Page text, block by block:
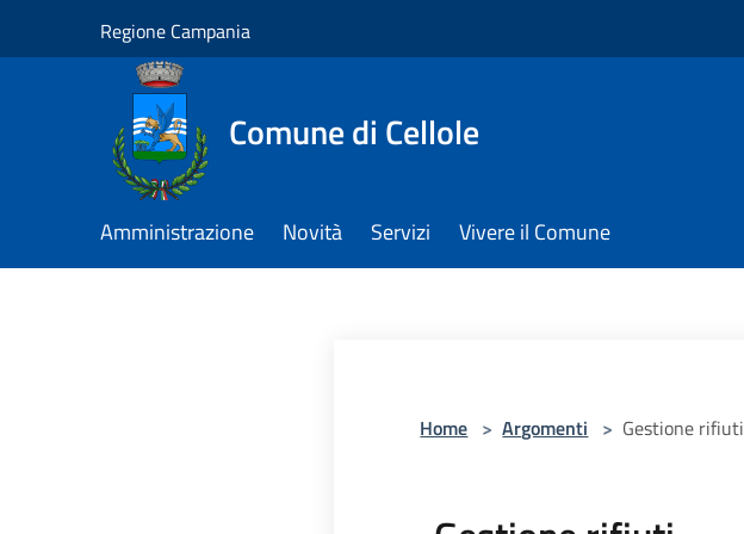
Regione Campania
Comune di Cellole
Amministrazione Novità Servizi Vivere il Comune
Home > Argomenti > Gestione rifiuti